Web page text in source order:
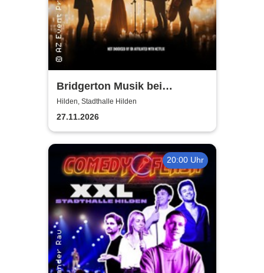
Bridgerton Musik bei
Kerzenschein
Hilden, Stadthalle Hilden
27.11.2026
20:00 Uhr